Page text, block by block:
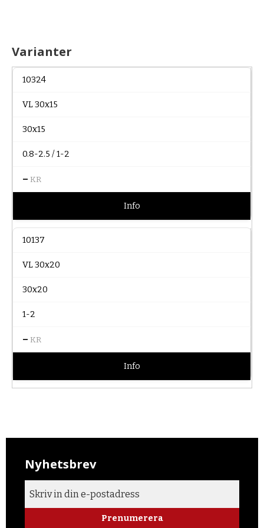
Varianter
10324
VL 30x15
30x15
0.8-2.5 / 1-2
– KR
Info
10137
VL 30x20
30x20
1-2
– KR
Info
Nyhetsbrev
Prenumerera